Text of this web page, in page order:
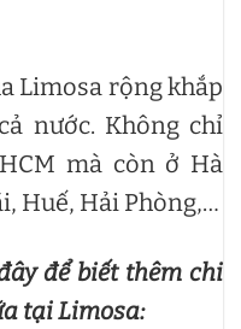
Limosa rộng khắp
nước. Không chỉ
mà còn ở Hà
Huế, Hải Phòng,…
để biết thêm chi
tại Limosa: